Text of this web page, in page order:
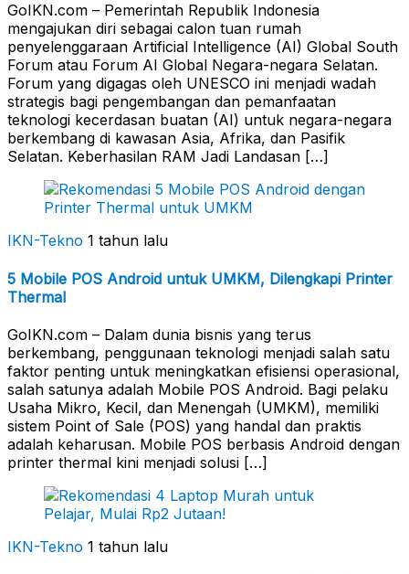
GoIKN.com – Pemerintah Republik Indonesia
mengajukan diri sebagai calon tuan rumah
penyelenggaraan Artificial Intelligence (AI) Global South
Forum atau Forum AI Global Negara-negara Selatan.
Forum yang digagas oleh UNESCO ini menjadi wadah
strategis bagi pengembangan dan pemanfaatan
teknologi kecerdasan buatan (AI) untuk negara-negara
berkembang di kawasan Asia, Afrika, dan Pasifik
Selatan. Keberhasilan RAM Jadi Landasan […]
IKN-Tekno 1 tahun lalu
5 Mobile POS Android untuk UMKM, Dilengkapi Printer
Thermal
GoIKN.com – Dalam dunia bisnis yang terus
berkembang, penggunaan teknologi menjadi salah satu
faktor penting untuk meningkatkan efisiensi operasional,
salah satunya adalah Mobile POS Android. Bagi pelaku
Usaha Mikro, Kecil, dan Menengah (UMKM), memiliki
sistem Point of Sale (POS) yang handal dan praktis
adalah keharusan. Mobile POS berbasis Android dengan
printer thermal kini menjadi solusi […]
IKN-Tekno 1 tahun lalu